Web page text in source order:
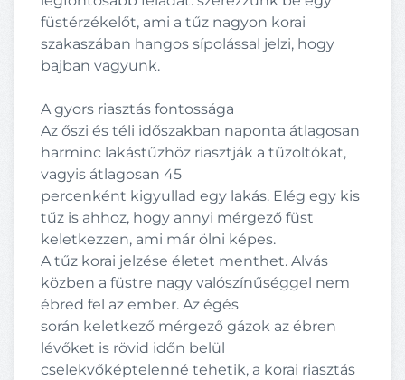
füstérzékelőt, ami a tűz nagyon korai
szakaszában hangos sípolással jelzi, hogy
bajban vagyunk.
A gyors riasztás fontossága
Az őszi és téli időszakban naponta átlagosan
harminc lakástűzhöz riasztják a tűzoltókat,
vagyis átlagosan 45
percenként kigyullad egy lakás. Elég egy kis
tűz is ahhoz, hogy annyi mérgező füst
keletkezzen, ami már ölni képes.
A tűz korai jelzése életet menthet. Alvás
közben a füstre nagy valószínűséggel nem
ébred fel az ember. Az égés
során keletkező mérgező gázok az ébren
lévőket is rövid időn belül
cselekvőképtelenné tehetik, a korai riasztás